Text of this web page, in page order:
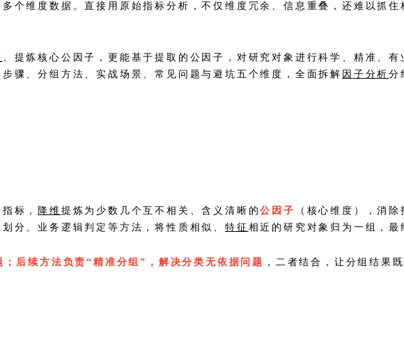
个维度数据。直接用原始指标分析，不仅维度冗余、信息重叠，还难以抓住
、提炼核心公因子，更能基于提取的公因子，对研究对象进行科学、精准、
骤、分组方法、实战场景、常见问题与避坑五个维度，全面拆解 因子分析分
标， 降维 提炼为少数几个互不相关、含义清晰的公因子
（核心维度），消
分、业务逻辑判定等方法，将性质相似、特征 相近的研究对象归为一组，最
后续方法负责“精准分组”，解决分类无依据问题 ，二者结合，让分组结果